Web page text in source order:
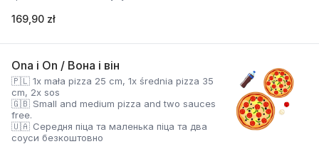
169,90 zł
Ona i On / Вона і він
🇵🇱 1x mała pizza 25 cm, 1x średnia pizza 35
cm, 2x sos
🇬🇧 Small and medium pizza and two sauces
free.
🇺🇦 Середня піца та маленька піца та два
соуси безкоштовно